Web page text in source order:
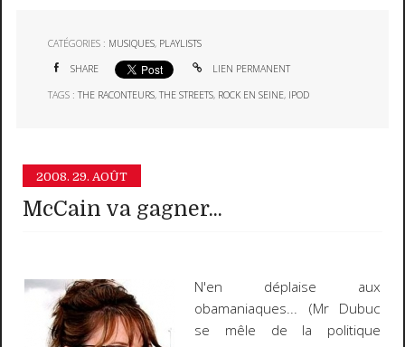
CATÉGORIES : MUSIQUES, PLAYLISTS
SHARE LIEN PERMANENT
TAGS :THE RACONTEURS,THE STREETS, ROCK EN SEINE, IPOD
2008. 29. AOÛT
McCain va gagner...
N'en déplaise aux
obamaniaques... (Mr Dubuc
se mêle de la politique